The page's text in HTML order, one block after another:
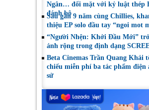
Ngân… đối mặt với kỷ luật thép
đánh bộ
Sau gần 9 năm cùng Chillies,
thiệu EP solo đầu tay “ngoi mot
“Người Nhện: Khởi Đầu Mới”
ảnh rộng trong định dạng
Beta Cinemas Trần Quang Khải
chiếu miễn phí ba tác phẩm điện
sử